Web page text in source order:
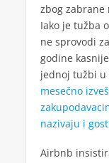
zbog zabrane
Iako je tužba
ne sprovodi
godine
jednoj tužbi u
mesečno
nazivaju i
Airbnb